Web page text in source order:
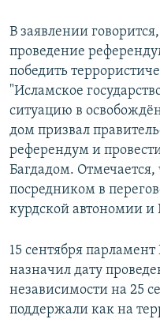
В заявлении
проведение
победить
"Исламское
ситуацию в
дом призвал
референдум и
Багдадом.
посредником в
курдской автономии
15 сентября
назначил дату
независимости на 25
поддержали как на